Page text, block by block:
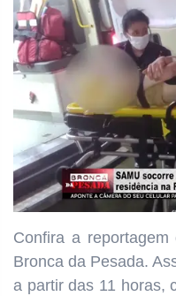
Confira a
Bronca da Pesada.
a partir das 11 horas,